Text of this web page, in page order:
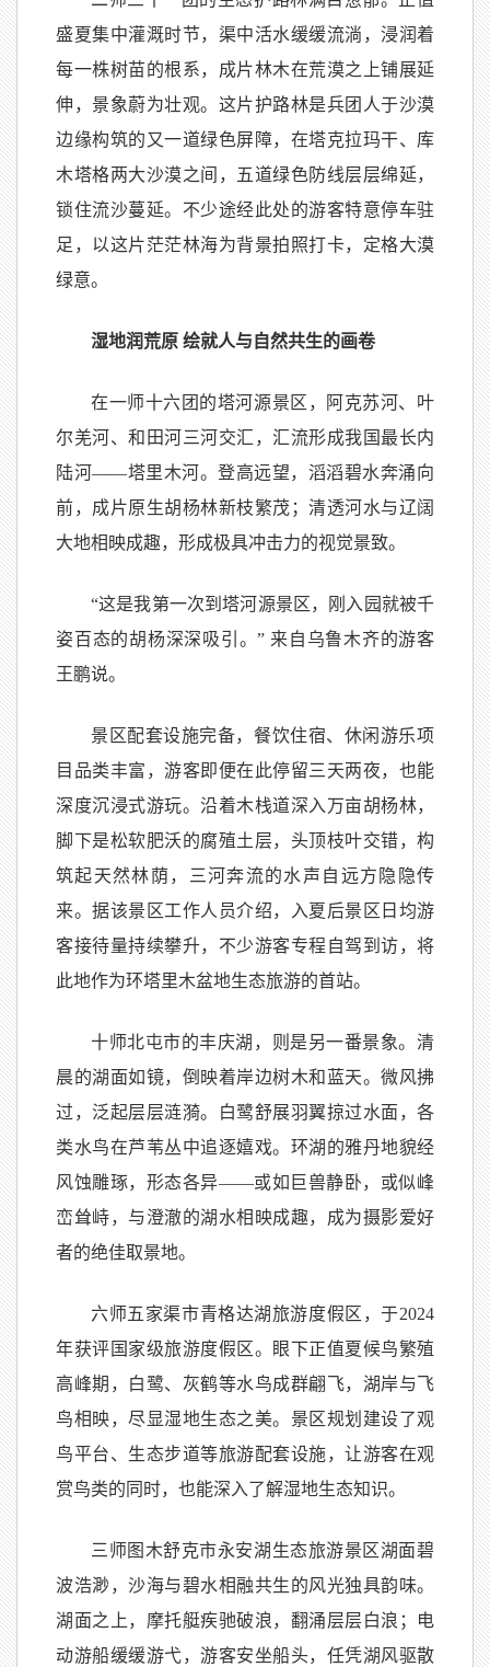
盛夏集中灌溉时节，渠中活水缓缓流淌，浸润着
每一株树苗的根系，成片林木在荒漠之上铺展延
伸，景象蔚为壮观。这片护路林是兵团人于沙漠
边缘构筑的又一道绿色屏障，在塔克拉玛干、库
木塔格两大沙漠之间，五道绿色防线层层绵延，
锁住流沙蔓延。不少途经此处的游客特意停车驻
足，以这片茫茫林海为背景拍照打卡，定格大漠
绿意。
湿地润荒原 绘就人与自然共生的画卷
在一师十六团的塔河源景区，阿克苏河、叶
尔羌河、和田河三河交汇，汇流形成我国最长内
陆河——塔里木河。登高远望，滔滔碧水奔涌向
前，成片原生胡杨林新枝繁茂；清透河水与辽阔
大地相映成趣，形成极具冲击力的视觉景致。
“这是我第一次到塔河源景区，刚入园就被千
姿百态的胡杨深深吸引。” 来自乌鲁木齐的游客
王鹏说。
景区配套设施完备，餐饮住宿、休闲游乐项
目品类丰富，游客即便在此停留三天两夜，也能
深度沉浸式游玩。沿着木栈道深入万亩胡杨林，
脚下是松软肥沃的腐殖土层，头顶枝叶交错，构
筑起天然林荫，三河奔流的水声自远方隐隐传
来。据该景区工作人员介绍，入夏后景区日均游
客接待量持续攀升，不少游客专程自驾到访，将
此地作为环塔里木盆地生态旅游的首站。
十师北屯市的丰庆湖，则是另一番景象。清
晨的湖面如镜，倒映着岸边树木和蓝天。微风拂
过，泛起层层涟漪。白鹭舒展羽翼掠过水面，各
类水鸟在芦苇丛中追逐嬉戏。环湖的雅丹地貌经
风蚀雕琢，形态各异——或如巨兽静卧，或似峰
峦耸峙，与澄澈的湖水相映成趣，成为摄影爱好
者的绝佳取景地。
六师五家渠市青格达湖旅游度假区，于2024
年获评国家级旅游度假区。眼下正值夏候鸟繁殖
高峰期，白鹭、灰鹤等水鸟成群翩飞，湖岸与飞
鸟相映，尽显湿地生态之美。景区规划建设了观
鸟平台、生态步道等旅游配套设施，让游客在观
赏鸟类的同时，也能深入了解湿地生态知识。
三师图木舒克市永安湖生态旅游景区湖面碧
波浩渺，沙海与碧水相融共生的风光独具韵味。
湖面之上，摩托艇疾驰破浪，翻涌层层白浪；电
动游船缓缓游弋，游客安坐船头，任凭湖风驱散